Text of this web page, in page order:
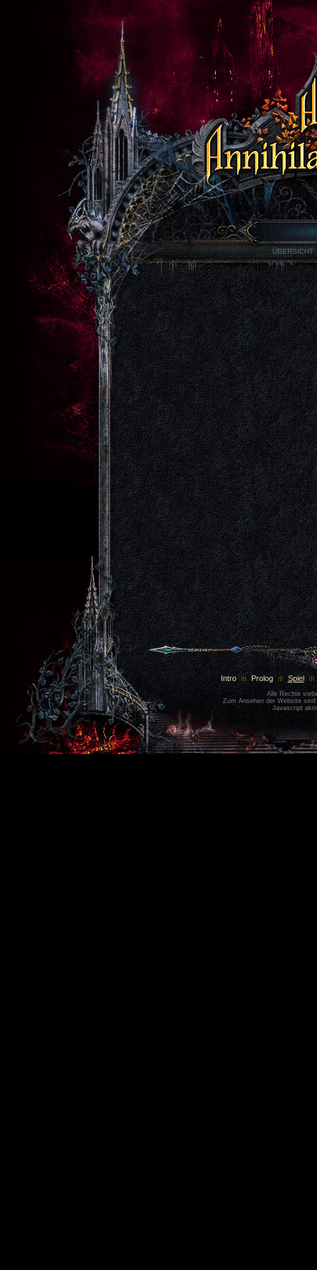
ÜBERSICHT
Intro Prolog Spiel
Alle Rechte
Zum Ansehen der Website sind
Javascript